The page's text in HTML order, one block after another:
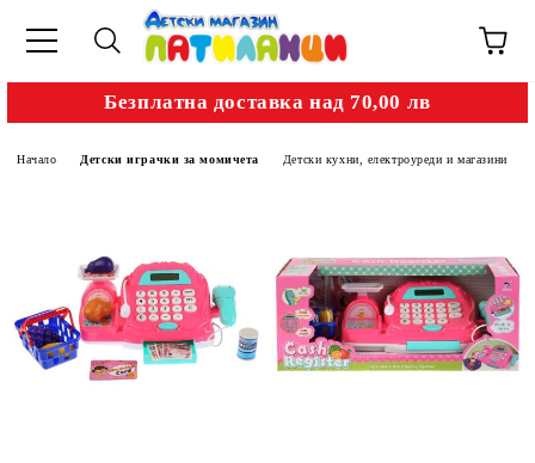
Безплатна доставка над 70,00 лв
Начало Детски играчки за момичета Детски кухни, електроуреди и магазини